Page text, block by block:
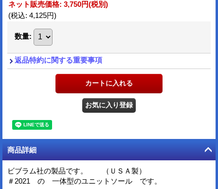
ネット販売価格: 3,750円(税別)
(税込: 4,125円)
数量:
返品特約に関する重要事項
商品詳細
ビブラム社の製品です。 （ＵＳＡ製）
＃2021 の 一体型のユニットソール です。